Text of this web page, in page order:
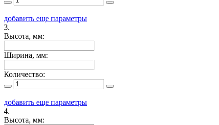
добавить еще параметры
3.
Высота, мм:
Ширина, мм:
Количество:
добавить еще параметры
4.
Высота, мм: